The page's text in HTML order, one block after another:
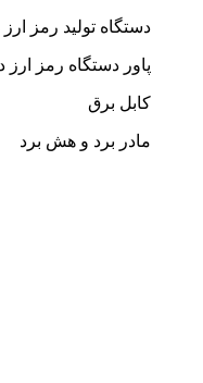
دستگاه تولید رمز ارز
پاور دستگاه رمز ارز
کابل برق
مادر برد و هش برد